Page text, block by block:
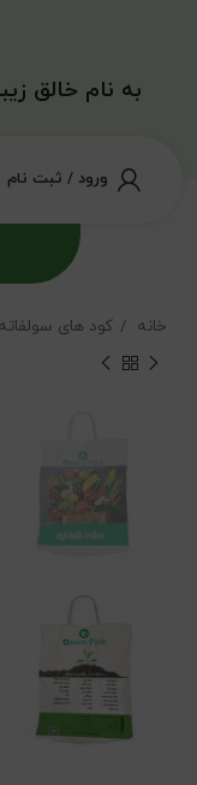
به نام خالق
ورود / ثبت نام
خانه کود های